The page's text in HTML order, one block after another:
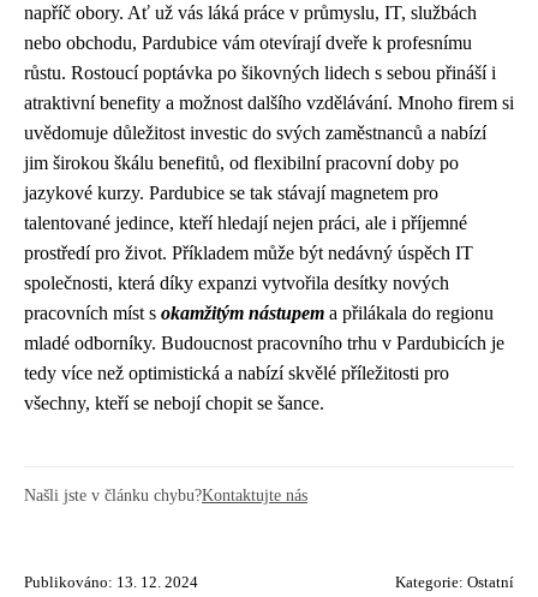
napříč obory. Ať už vás láká práce v průmyslu, IT, službách
nebo obchodu, Pardubice vám otevírají dveře k profesnímu
růstu. Rostoucí poptávka po šikovných lidech s sebou přináší i
atraktivní benefity a možnost dalšího vzdělávání. Mnoho firem si
uvědomuje důležitost investic do svých zaměstnanců a nabízí
jim širokou škálu benefitů, od flexibilní pracovní doby po
jazykové kurzy. Pardubice se tak stávají magnetem pro
talentované jedince, kteří hledají nejen práci, ale i příjemné
prostředí pro život. Příkladem může být nedávný úspěch IT
společnosti, která díky expanzi vytvořila desítky nových
pracovních míst s okamžitým nástupem a přilákala do regionu
mladé odborníky. Budoucnost pracovního trhu v Pardubicích je
tedy více než optimistická a nabízí skvělé příležitosti pro
všechny, kteří se nebojí chopit se šance.
Našli jste v článku chybu?Kontaktujte nás
Publikováno: 13. 12. 2024 Kategorie: Ostatní